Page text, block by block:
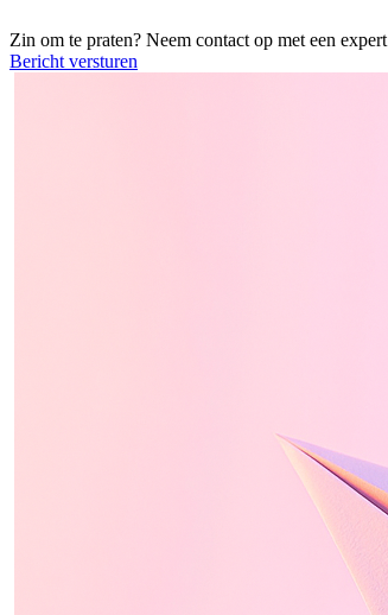
Zin om te praten? Neem contact op met een expert
Bericht versturen